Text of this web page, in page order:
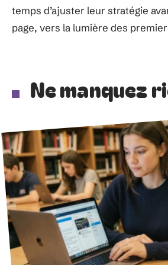
temps d’ajuster leur stratégie
page, vers la lumière des
Ne manquez